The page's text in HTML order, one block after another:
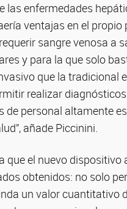
las enfermedades
ventajas en el
sangre venosa a
y para la que solo
que la tradicional
realizar
de personal altamente
añade Piccinini.
que el nuevo
obtenidos: no solo
un valor cuantitativo